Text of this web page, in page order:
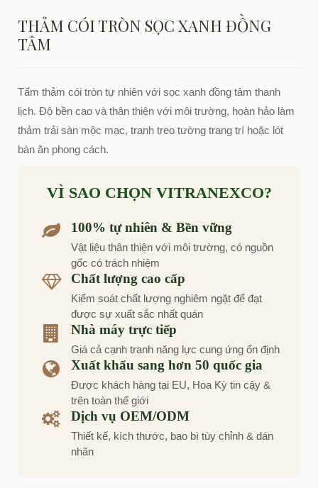
THẢM CÓI TRÒN SỌC XANH ĐỒNG
TÂM
Tấm thảm cói tròn tự nhiên với sọc xanh đồng tâm thanh
lịch. Độ bền cao và thân thiện với môi trường, hoàn hảo làm
thảm trải sàn mộc mạc, tranh treo tường trang trí hoặc lót
bàn ăn phong cách.
VÌ SAO CHỌN VITRANEXCO?
100% tự nhiên & Bền vững
Vật liệu thân thiện với môi trường, có nguồn
gốc có trách nhiệm
Chất lượng cao cấp
Kiểm soát chất lượng nghiêm ngặt để đạt
được sự xuất sắc nhất quán
Nhà máy trực tiếp
Giá cả cạnh tranh năng lực cung ứng ổn định
Xuất khẩu sang hơn 50 quốc gia
Được khách hàng tại EU, Hoa Kỳ tin cậy &
trên toàn thế giới
Dịch vụ OEM/ODM
Thiết kế, kích thước, bao bì tùy chỉnh & dán
nhãn